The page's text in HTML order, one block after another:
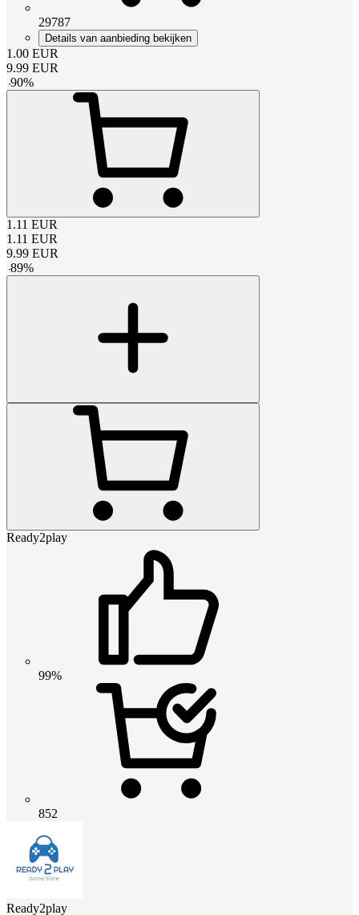
29787
Details van aanbieding bekijken
1.00 EUR
9.99 EUR
-90%
1.11 EUR
1.11 EUR
9.99 EUR
-89%
Ready2play
99%
852
Ready2play